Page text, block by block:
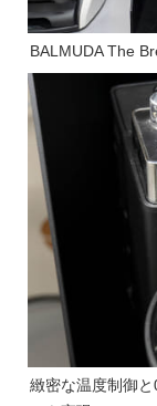
BALMUDA The
緻密な温度制御